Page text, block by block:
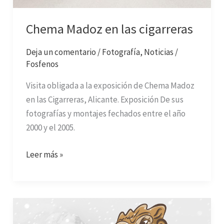
Chema Madoz en las cigarreras
Deja un comentario /Fotografía, Noticias /
Fosfenos
Visita obligada a la exposición de Chema Madoz
en las Cigarreras, Alicante. Exposición De sus
fotografías y montajes fechados entre el año
2000 y el 2005.
Leer más »